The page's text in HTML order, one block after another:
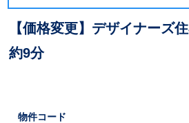
【価格変更】デザイナーズ
約9分
物件コード